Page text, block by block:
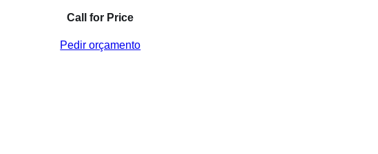
Call for Price
Pedir orçamento